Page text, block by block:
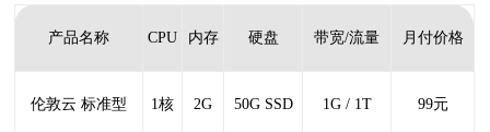
产品名称 CPU 内存 硬盘 带宽/流量 月付价格
伦敦云 标准型 1核 2G 50G SSD 1G / 1T 99元